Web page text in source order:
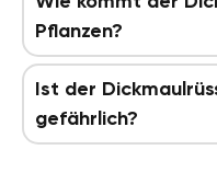
Pflanzen?
Ist der
gefährlich?